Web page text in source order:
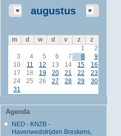
augustus
« »
m d w d v z
z
1
2
3
4 5 6 7 8
9
10
11 12 13 14 15
16
17
18 19 20 21 22
23
24
25 26 27 28 29
30
31
Agenda
NED - KNZB -
Havenwedstrijden Breskens,